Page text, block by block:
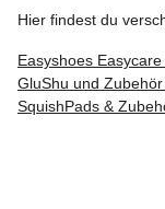
Hier findest du
Easyshoes
GluShu und
SquishPads &